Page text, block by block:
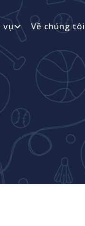
vụ Về chúng tôi